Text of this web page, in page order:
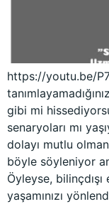
https://youtu.be/
gibi mi
senaryoları mı
dolayı mutlu
böyle söyleniyor
Öyleyse,
yaşamınızı